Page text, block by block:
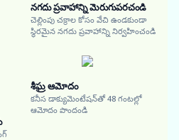
నగదు ప్రవాహాన్ని మెరుగుపరచండి
చెల్లింపు చక్రాల కోసం వేచి ఉండకుండా
స్థిరమైన నగదు ప్రవాహాన్ని నిర్వహించండి
శీఘ్ర ఆమోదం
కనీస డాక్యుమెంటేషన్‌తో 48 గంటల్లో
ఆమోదం పొందండి